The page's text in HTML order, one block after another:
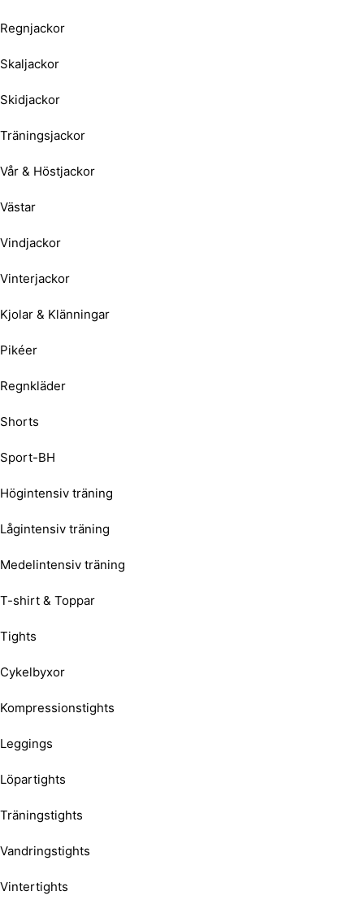
Regnjackor
Skaljackor
Skidjackor
Träningsjackor
Vår & Höstjackor
Västar
Vindjackor
Vinterjackor
Kjolar & Klänningar
Pikéer
Regnkläder
Shorts
Sport-BH
Högintensiv träning
Lågintensiv träning
Medelintensiv träning
T-shirt & Toppar
Tights
Cykelbyxor
Kompressionstights
Leggings
Löpartights
Träningstights
Vandringstights
Vintertights